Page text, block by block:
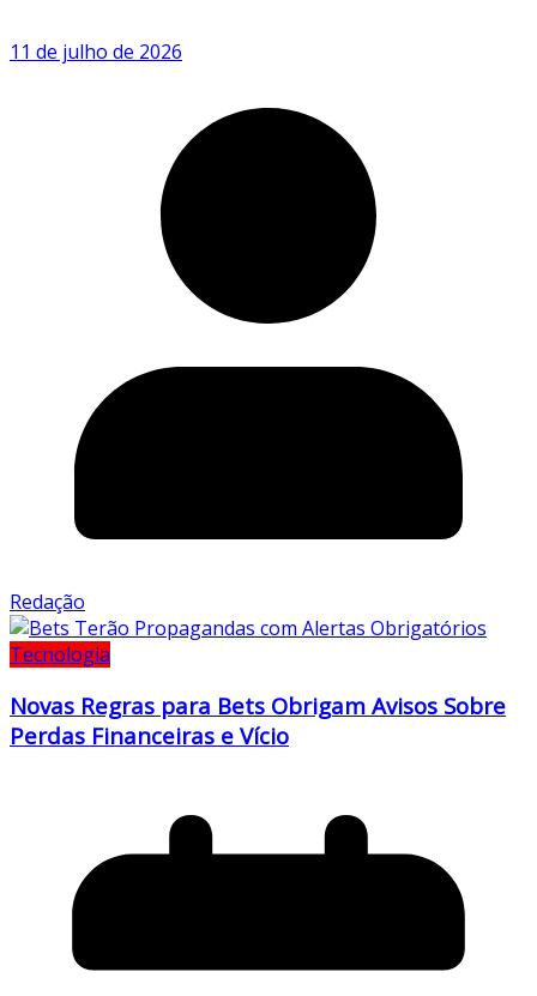
11 de julho de 2026
Redação
Tecnologia
Novas Regras para Bets Obrigam Avisos Sobre
Perdas Financeiras e Vício